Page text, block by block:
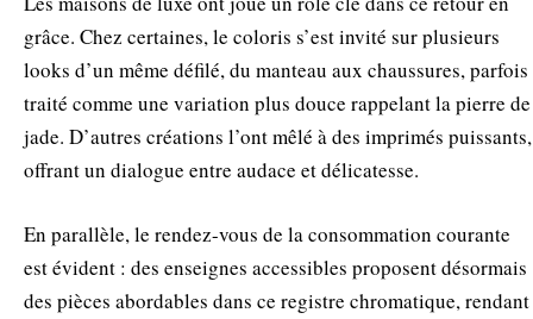
grâce. Chez certaines, le coloris s’est invité sur plusieurs
looks d’un même défilé, du manteau aux chaussures, parfois
traité comme une variation plus douce rappelant la pierre de
jade. D’autres créations l’ont mêlé à des imprimés puissants,
offrant un dialogue entre audace et délicatesse.
En parallèle, le rendez-vous de la consommation courante
est évident : des enseignes accessibles proposent désormais
des pièces abordables dans ce registre chromatique, rendant